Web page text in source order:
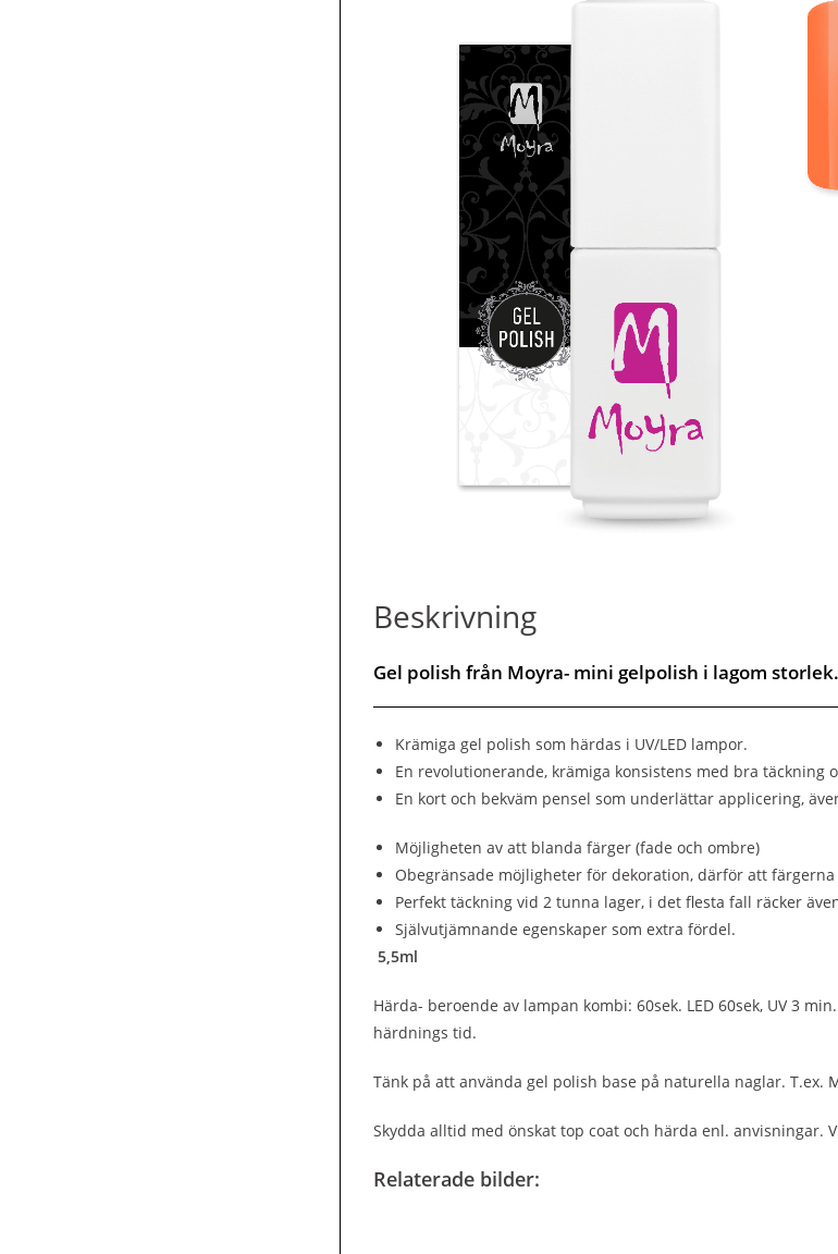
Beskrivning
Gel polish från Moyra- mini gelpolish i lagom
Krämiga gel polish som härdas i UV/LED lampor.
En revolutionerande, krämiga konsistens med bra täckning
En kort och bekväm pensel som underlättar applicering,
Möjligheten av att blanda färger (fade och ombre)
Obegränsade möjligheter för dekoration, därför att
Perfekt täckning vid 2 tunna lager, i det flesta fall räcker
Självutjämnande egenskaper som extra fördel.
5,5ml
Härda- beroende av lampan kombi: 60sek. LED 60sek, UV 3
härdnings tid.
Tänk på att använda gel polish base på naturella naglar. T.ex.
Skydda alltid med önskat top coat och härda enl. anvisningar.
Relaterade bilder: